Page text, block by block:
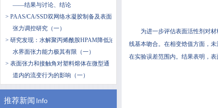
——结果与讨论、结论
> PAAS/CA/SSD双网络水凝胶制备及表面
张力调控研究（一）
> 研究发现：水解聚丙烯酰胺HPAM降低油
水界面张力能力极其有限（一）
> 表面张力和接触角对塑料熔体在微型通
道内的流变行为的影响（一）
推荐新闻 Info
为进一步评估表面活性剂对
线基本吻合。在相变焓值方面，未
在实验误差范围内。结果表明，